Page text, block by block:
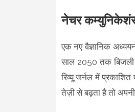
नेचर कम्युनिकेशंस
एक नए वैज्ञानिक
साल 2050 तक बिजली
रिव्यू जर्नल में
तेज़ी से बढ़ता है तो